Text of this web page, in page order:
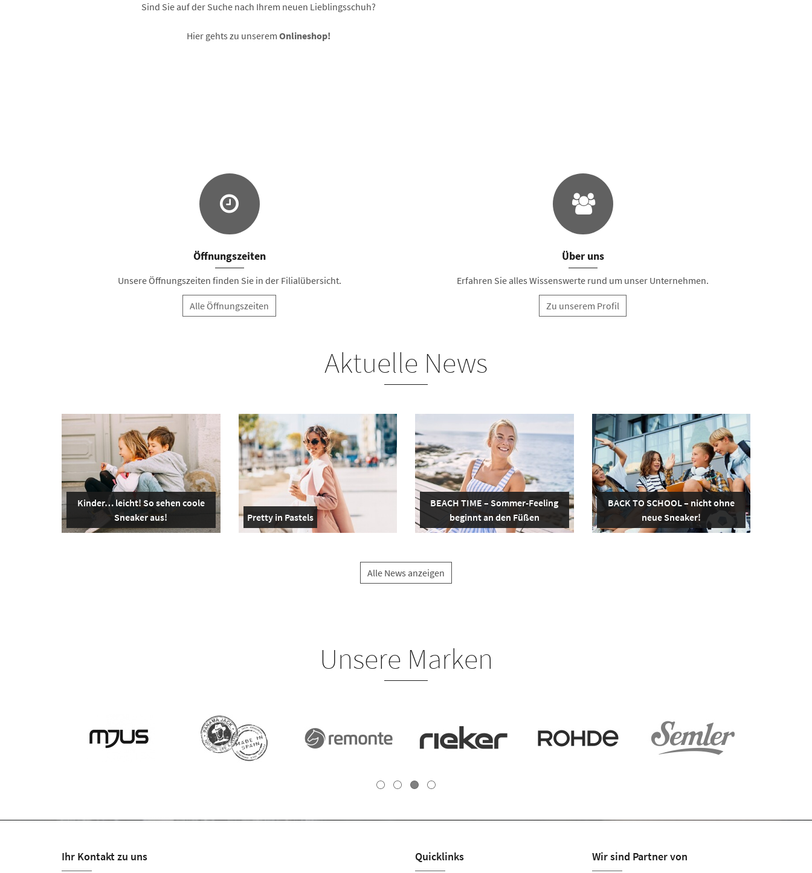
Sind Sie auf der Suche nach Ihrem neuen Lieblingsschuh?
Hier gehts zu unseremOnlineshop!
Öffnungszeiten
Unsere Öffnungszeiten finden Sie in der Filialübersicht.
Alle Öffnungszeiten
Über uns
Erfahren Sie alles Wissenswerte rund um unser Unternehmen.
Zu unserem Profil
Aktuelle News
Kinder… leicht! So sehen coole
Sneaker aus!
Pretty in Pastels
BEACH TIME – Sommer-Feeling
beginnt an den Füßen
BACK TO SCHOOL – nicht ohne
neue Sneaker!
Alle News anzeigen
Unsere Marken
Ihr Kontakt zu uns Quicklinks Wir sind Partner von